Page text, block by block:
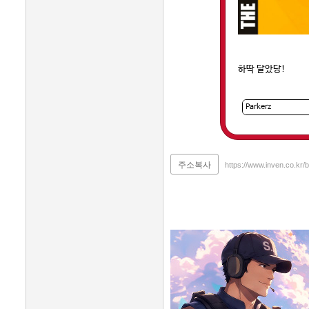
하딱 달았당!
주소복사 https://www.inven.co.kr/